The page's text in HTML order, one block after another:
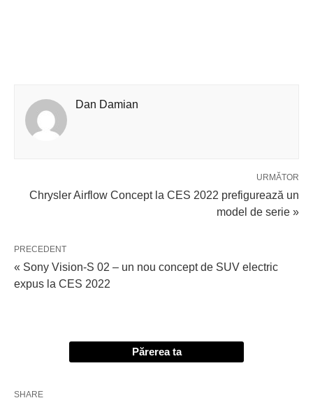
Dan Damian
URMĂTOR
Chrysler Airflow Concept la CES 2022 prefigurează un
model de serie »
PRECEDENT
« Sony Vision-S 02 – un nou concept de SUV electric
expus la CES 2022
Părerea ta
SHARE